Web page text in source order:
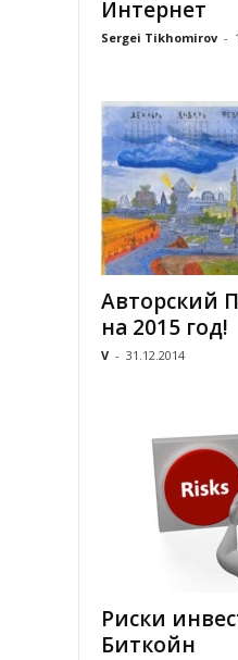
Интернет
Sergei Tikhomirov -
Авторский
на 2015 год!
V - 31.12.2014
Риски
Биткойн